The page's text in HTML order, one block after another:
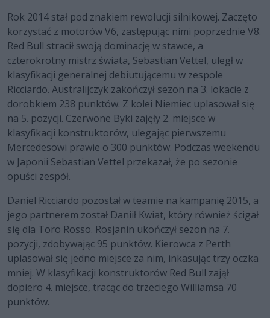
Rok 2014 stał pod znakiem rewolucji silnikowej. Zaczęto
korzystać z motorów V6, zastępując nimi poprzednie V8.
Red Bull stracił swoją dominację w stawce, a
czterokrotny mistrz świata, Sebastian Vettel, uległ w
klasyfikacji generalnej debiutującemu w zespole
Ricciardo. Australijczyk zakończył sezon na 3. lokacie z
dorobkiem 238 punktów. Z kolei Niemiec uplasował się
na 5. pozycji. Czerwone Byki zajęły 2. miejsce w
klasyfikacji konstruktorów, ulegając pierwszemu
Mercedesowi prawie o 300 punktów. Podczas weekendu
w Japonii Sebastian Vettel przekazał, że po sezonie
opuści zespół.
Daniel Ricciardo pozostał w teamie na kampanię 2015, a
jego partnerem został Daniił Kwiat, który również ścigał
się dla Toro Rosso. Rosjanin ukończył sezon na 7.
pozycji, zdobywając 95 punktów. Kierowca z Perth
uplasował się jedno miejsce za nim, inkasując trzy oczka
mniej. W klasyfikacji konstruktorów Red Bull zajął
dopiero 4. miejsce, tracąc do trzeciego Williamsa 70
punktów.